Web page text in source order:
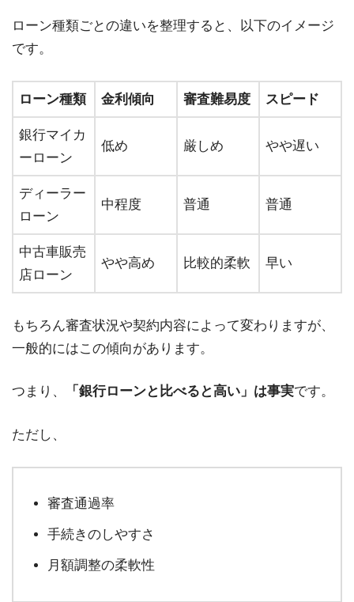
ローン種類ごとの違いを整理すると、以下のイメージ
です。
ローン種類 金利傾向 審査難易度 スピード
銀行マイカ
ーローン
低め 厳しめ やや遅い
ディーラー
ローン
中程度 普通 普通
中古車販売
店ローン
やや高め 比較的柔軟 早い
もちろん審査状況や契約内容によって変わりますが、
一般的にはこの傾向があります。
つまり、 「銀行ローンと比べると高い」は事実です。
ただし、
審査通過率
手続きのしやすさ
月額調整の柔軟性